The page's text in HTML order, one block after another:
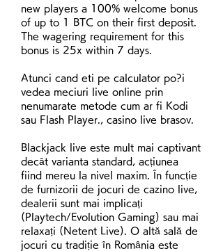
new players a 100% welcome bonus
of up to 1 BTC on their first deposit.
The wagering requirement for this
bonus is 25x within 7 days.
Atunci cand eti pe calculator po?i
vedea meciuri live online prin
nenumarate metode cum ar fi Kodi
sau Flash Player., casino live brasov.
Blackjack live este mult mai captivant
decât varianta standard, acțiunea
fiind mereu la nivel maxim. În funcție
de furnizorii de jocuri de cazino live,
dealerii sunt mai implicați
(Playtech/Evolution Gaming) sau mai
relaxați (Netent Live). O altă sală de
jocuri cu tradiție în România este